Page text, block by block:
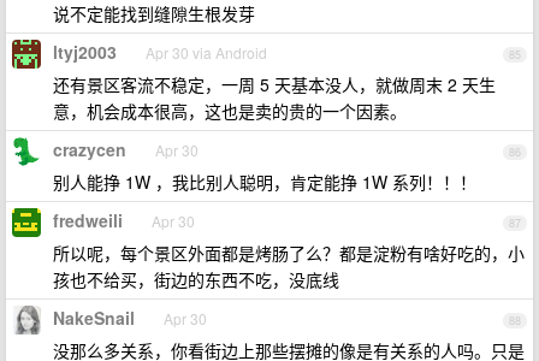
说不定能找到缝隙生根发芽
85
ltyj2003 Apr 30 via Android
还有景区客流不稳定，一周 5 天基本没人，就做周末 2 天生
意，机会成本很高，这也是卖的贵的一个因素。
86
crazycen Apr 30
别人能挣 1W ，我比别人聪明，肯定能挣 1W 系列！！！
87
fredweili Apr 30
所以呢，每个景区外面都是烤肠了么？都是淀粉有啥好吃的，小
孩也不给买，街边的东西不吃，没底线
88
NakeSnail Apr 30
没那么多关系，你看街边上那些摆摊的像是有关系的人吗。只是